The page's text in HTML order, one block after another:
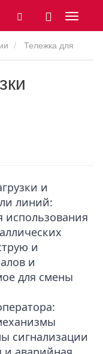
и
линий:
использования
и
и
для смены
сигнализации